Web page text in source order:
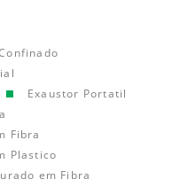
Exaustor Portatil
Fibra
Plastico
em Fibra